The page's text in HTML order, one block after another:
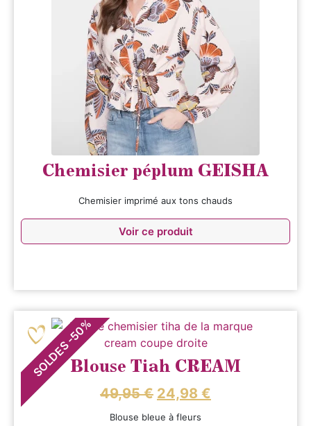
Chemisier péplum GEISHA
Chemisier imprimé aux tons chauds
Voir ce produit
SOLDES
-
50
%
Blouse Tiah CREAM
49,95€ 24,98 €
Blouse bleue à fleurs